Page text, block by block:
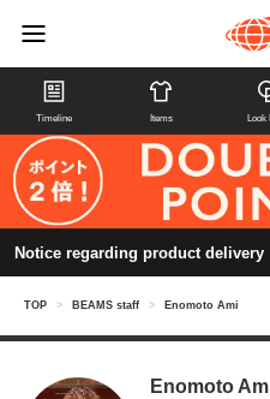
Timeline Items Look
Notice regarding product delivery
TOP > BEAMS staff > Enomoto Ami
Enomoto